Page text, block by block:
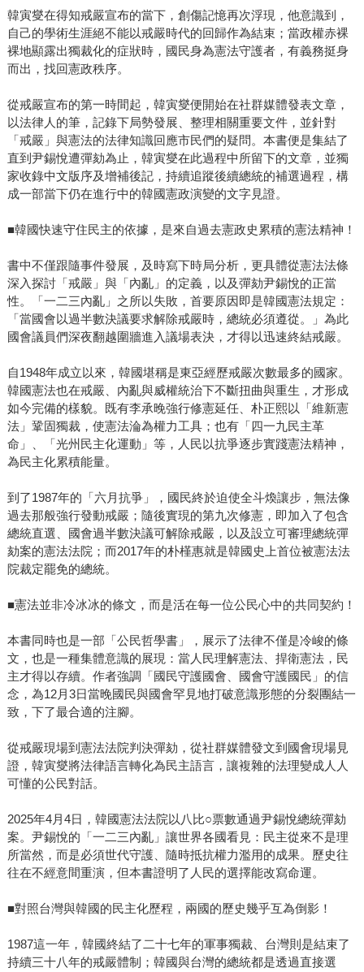
韓寅燮在得知戒嚴宣布的當下，創傷記憶再次浮現，他意識到，
自己的學術生涯絕不能以戒嚴時代的回歸作為結束；當政權赤裸
裸地顯露出獨裁化的症狀時，國民身為憲法守護者，有義務挺身
而出，找回憲政秩序。
從戒嚴宣布的第一時間起，韓寅燮便開始在社群媒體發表文章，
以法律人的筆，記錄下局勢發展、整理相關重要文件，並針對
「戒嚴」與憲法的法律知識回應市民們的疑問。本書便是集結了
直到尹錫悅遭彈劾為止，韓寅燮在此過程中所留下的文章，並獨
家收錄中文版序及增補後記，持續追蹤後續總統的補選過程，構
成一部當下仍在進行中的韓國憲政演變的文字見證。
■韓國快速守住民主的依據，是來自過去憲政史累積的憲法精神！
書中不僅跟隨事件發展，及時寫下時局分析，更具體從憲法法條
深入探討「戒嚴」與「內亂」的定義，以及彈劾尹錫悅的正當
性。「一二三內亂」之所以失敗，首要原因即是韓國憲法規定：
「當國會以過半數決議要求解除戒嚴時，總統必須遵從。」為此
國會議員們深夜翻越圍牆進入議場表決，才得以迅速終結戒嚴。
自1948年成立以來，韓國堪稱是東亞經歷戒嚴次數最多的國家。
韓國憲法也在戒嚴、內亂與威權統治下不斷扭曲與重生，才形成
如今完備的樣貌。既有李承晚強行修憲延任、朴正熙以「維新憲
法」鞏固獨裁，使憲法淪為權力工具；也有「四一九民主革
命」、「光州民主化運動」等，人民以抗爭逐步實踐憲法精神，
為民主化累積能量。
到了1987年的「六月抗爭」，國民終於迫使全斗煥讓步，無法像
過去那般強行發動戒嚴；隨後實現的第九次修憲，即加入了包含
總統直選、國會過半數決議可解除戒嚴，以及設立可審理總統彈
劾案的憲法法院；而2017年的朴槿惠就是韓國史上首位被憲法法
院裁定罷免的總統。
■憲法並非冷冰冰的條文，而是活在每一位公民心中的共同契約！
本書同時也是一部「公民哲學書」，展示了法律不僅是冷峻的條
文，也是一種集體意識的展現：當人民理解憲法、捍衛憲法，民
主才得以存續。作者強調「國民守護國會、國會守護國民」的信
念，為12月3日當晚國民與國會罕見地打破意識形態的分裂團結一
致，下了最合適的注腳。
從戒嚴現場到憲法法院判決彈劾，從社群媒體發文到國會現場見
證，韓寅燮將法律語言轉化為民主語言，讓複雜的法理變成人人
可懂的公民對話。
2025年4月4日，韓國憲法法院以八比○票數通過尹錫悅總統彈劾
案。尹錫悅的「一二三內亂」讓世界各國看見：民主從來不是理
所當然，而是必須世代守護、隨時抵抗權力濫用的成果。歷史往
往在不經意間重演，但本書證明了人民的選擇能改寫命運。
■對照台灣與韓國的民主化歷程，兩國的歷史幾乎互為倒影！
1987這一年，韓國終結了二十七年的軍事獨裁、台灣則是結束了
持續三十八年的戒嚴體制；韓國與台灣的總統都是透過直接選